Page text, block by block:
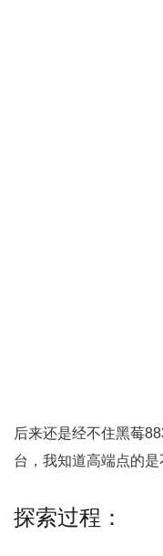
后来还是经不住黑莓
台，我知道高端点的是
探索过程：